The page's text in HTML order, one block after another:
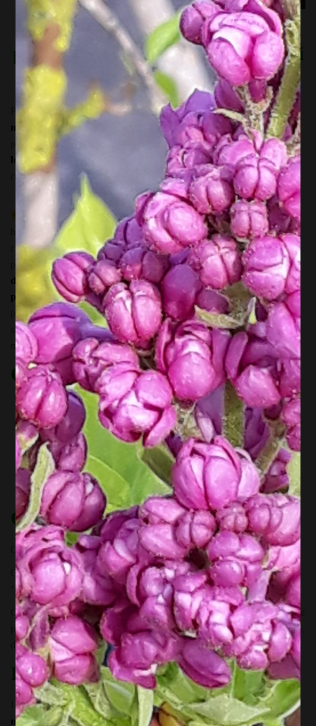
Alors, l’Atelier
potager sur les tomates est pour toi
!
Pour préparer la saison potager 2024, je te propose dedécouvrir tous
mes plans de bataille
pour lutter contre les maladies des tomates. Car
pour lutter contre le mildiou, il faut
ANTICIPER!Dès la plantation,
lors de la taille
, et tout au long de la saison, le maître mot pour lutter
contre le mildiou, c’est anticiper et prévenir l’apparition de la maladie
. Je vous partage toute ma façon de faire, etmes « potions magiques »
pour cultiver des tomates saines, de bon goût, et les garder en
bonne santé le plus longtemps possible pendant l’arrière saison. Le
changement climatique est bien là ! Et cela vaut désormais la peine de
prévoir des récoltes en septembre/octobre. Tu recevra aussiun
document de travailqui reprend les différents aspects abordés ici :
planter,
soigner, cultiver, tailler. Tu pourras y prendre des notes
pendant l’atelier, et l’utiliser chez toi comme référence pendant toute la
saison ! Nous pourrons aussi échanger nos expériences ( bonnes ou
mauvaises) dans nos cultures, et s’en inspirer !
Objectifs de l’Atelier
apprendre les bons gestes pour la plantation
comprendre le mildiou et les autres maladies
découvrir les avantages des tomates en serre et en pleine terre
découvrir les choix de taille pour lutter contre le mildiou
apprendre les méthodes de prévention du mildiou
découvrir tous les moyens biologiques
Quand ? Où ? Combien ?
Quand ? = le samedi13 avril de 14h00 à 16h00
Où ? = r ue de Grusone 21 A, à 6900 Roy(Marche en Famenne) à 4
‘min de la N4 sortie Charneux
Combien ?42,00€ . Mettre une tenue adaptée à la météo pour découvrir le
potager en mars ! Prendre bic+papier pour compléter ton cahier de bord,
de quoi prendre des notes si tu le souhaites,
Inscription
Inscris toi au plus vite par mail à info@jardiflore.be
. Mentionne tes
nom, prénom, et numéro de téléphone.Attention ! Le nombre de